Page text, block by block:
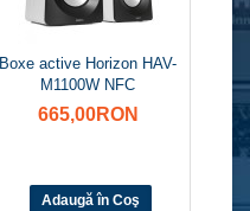
Boxe active Horizon HAV-
M1100W NFC
665,00RON